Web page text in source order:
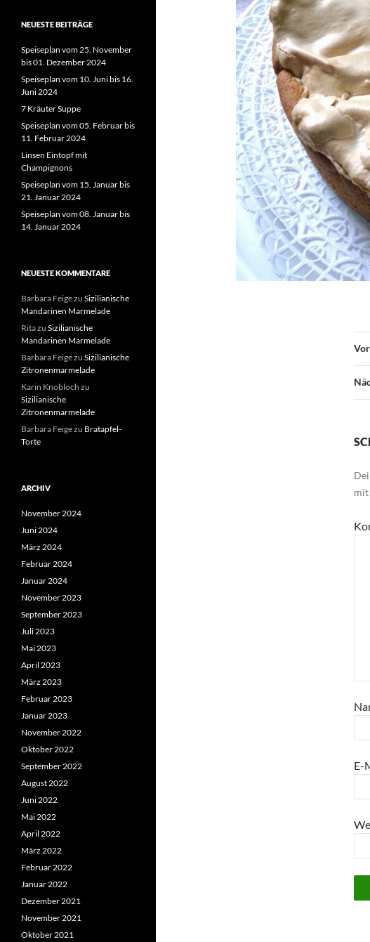
mit
E-
NEUESTE BEITRÄGE
Speiseplan vom 25. November
bis 01. Dezember 2024
Speiseplan vom 10. Juni bis 16.
Juni 2024
7 Kräuter Suppe
Speiseplan vom 05. Februar bis
11. Februar 2024
Linsen Eintopf mit
Champignons
Speiseplan vom 15. Januar bis
21. Januar 2024
Speiseplan vom 08. Januar bis
14. Januar 2024
NEUESTE KOMMENTARE
Barbara Feigezu Sizilianische
Mandarinen Marmelade
Ritazu Sizilianische
Mandarinen Marmelade
Barbara Feigezu Sizilianische
Zitronenmarmelade
Karin Knobloch zu
Sizilianische
Zitronenmarmelade
Barbara Feigezu Bratapfel-
Torte
ARCHIV
November 2024
Juni 2024
März 2024
Februar 2024
Januar 2024
November 2023
September 2023
Juli 2023
Mai 2023
April 2023
März 2023
Februar 2023
Januar 2023
November 2022
Oktober 2022
September 2022
August 2022
Juni 2022
Mai 2022
April 2022
März 2022
Februar 2022
Januar 2022
Dezember 2021
November 2021
Oktober 2021